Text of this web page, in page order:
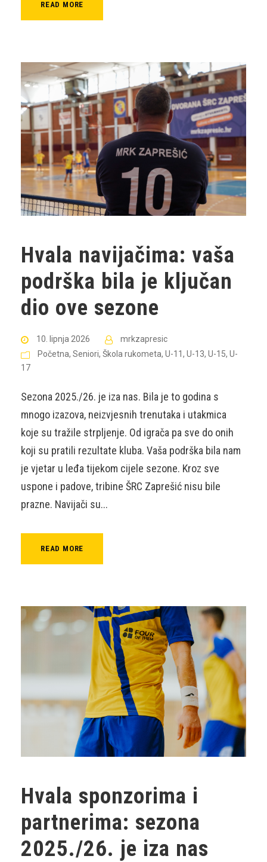
READ MORE
Hvala navijačima: vaša
podrška bila je ključan
dio ove sezone
10. lipnja 2026
mrkzapresic
Početna, Seniori, Škola rukometa, U-11 , U-13, U-15, U-
17
Sezona 2025./26. je iza nas. Bila je to godina s
mnogo izazova, neizvjesnih trenutaka i utakmica
koje su tražile strpljenje. Od igrača pa sve do onih
koji su pratili rezultate kluba. Vaša podrška bila nam
je vjetar u leđa tijekom cijele sezone. Kroz sve
uspone i padove, tribine ŠRC Zaprešić nisu bile
prazne. Navijači su...
READ MORE
Hvala sponzorima i
partnerima: sezona
2025./26. je iza nas